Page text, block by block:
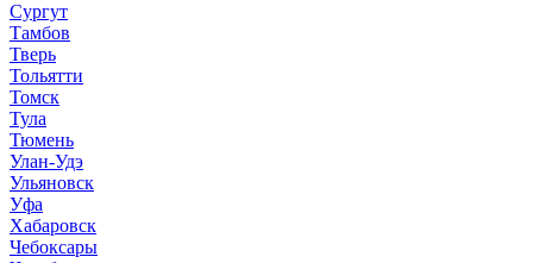
Сургут
Тамбов
Тверь
Тольятти
Томск
Тула
Тюмень
Улан-Удэ
Ульяновск
Уфа
Хабаровск
Чебоксары